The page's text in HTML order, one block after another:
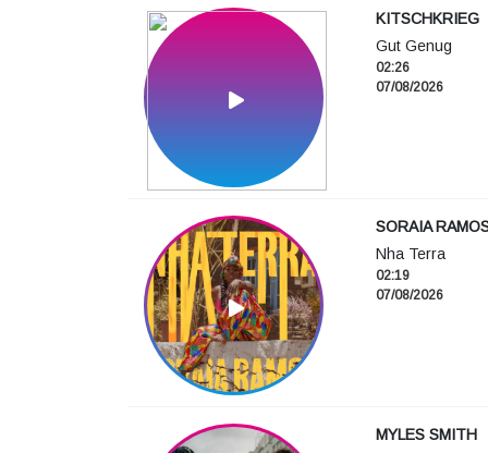
KITSCHKRIEG
Gut Genug
02:26
07/08/2026
SORAIA
Nha Terra
02:19
07/08/2026
MYLES SMITH